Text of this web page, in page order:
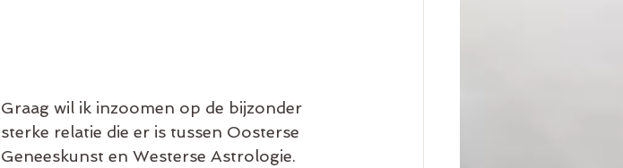
Graag wil ik inzoomen op de bijzonder
sterke relatie die er is tussen Oosterse
Geneeskunst en Westerse Astrologie.